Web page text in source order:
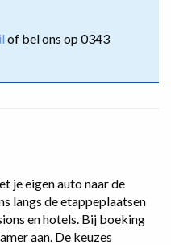
of bel ons op 0343
je eigen auto naar de
langs de etappeplaatsen
en hotels. Bij boeking
aan. De keuzes